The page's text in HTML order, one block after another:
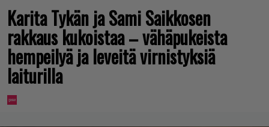
Karita Tykän ja Sami Saikkosen
rakkaus kukoistaa – vähäpukeista
hempeilyä ja leveitä virnistyksiä
laiturilla